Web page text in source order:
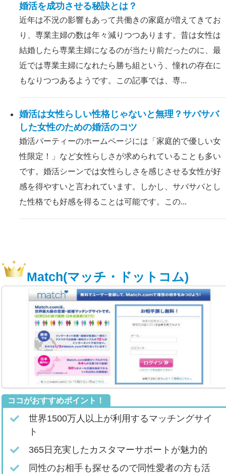
婚活を成功させる秘訣とは？
近年は不況の影響もあって共働きの家庭が増えてきてお
り、専業主婦の数は年々減りつつあります。昔は女性は
結婚したら専業主婦になるのが当たり前だったのに、最
近では専業主婦になれたら勝ち組という、憧れの存在に
もなりつつあるようです。この記事では、専...
婚活は女性らしい性格じゃないと無理？サバサバ
した女性のための婚活のコツ
婚活パーティーのホームページには「家庭的で優しい女
性限定！」など女性らしさが求められていることも多い
です。婚活シーンでは女性らしさを感じさせる女性が好
感を得やすいと言われています。しかし、サバサバとし
た性格でも好感を得ることは可能です。この...
Match(マッチ・ドットコム)
ココがおすすめポイント！
世界1500万人以上が利用するマッチングサイ
ト
365日充実したカスタマーサポートが魅力的
同性のお相手も探せるので同性愛者の方も活